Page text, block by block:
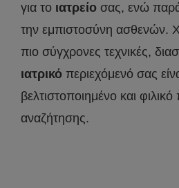
για το ιατρείο σας, ενώ
την εμπιστοσύνη ασθενών.
πιο σύγχρονες τεχνικές,
ιατρικό περιεχόμενό σας
βελτιστοποιημένο και
αναζήτησης.